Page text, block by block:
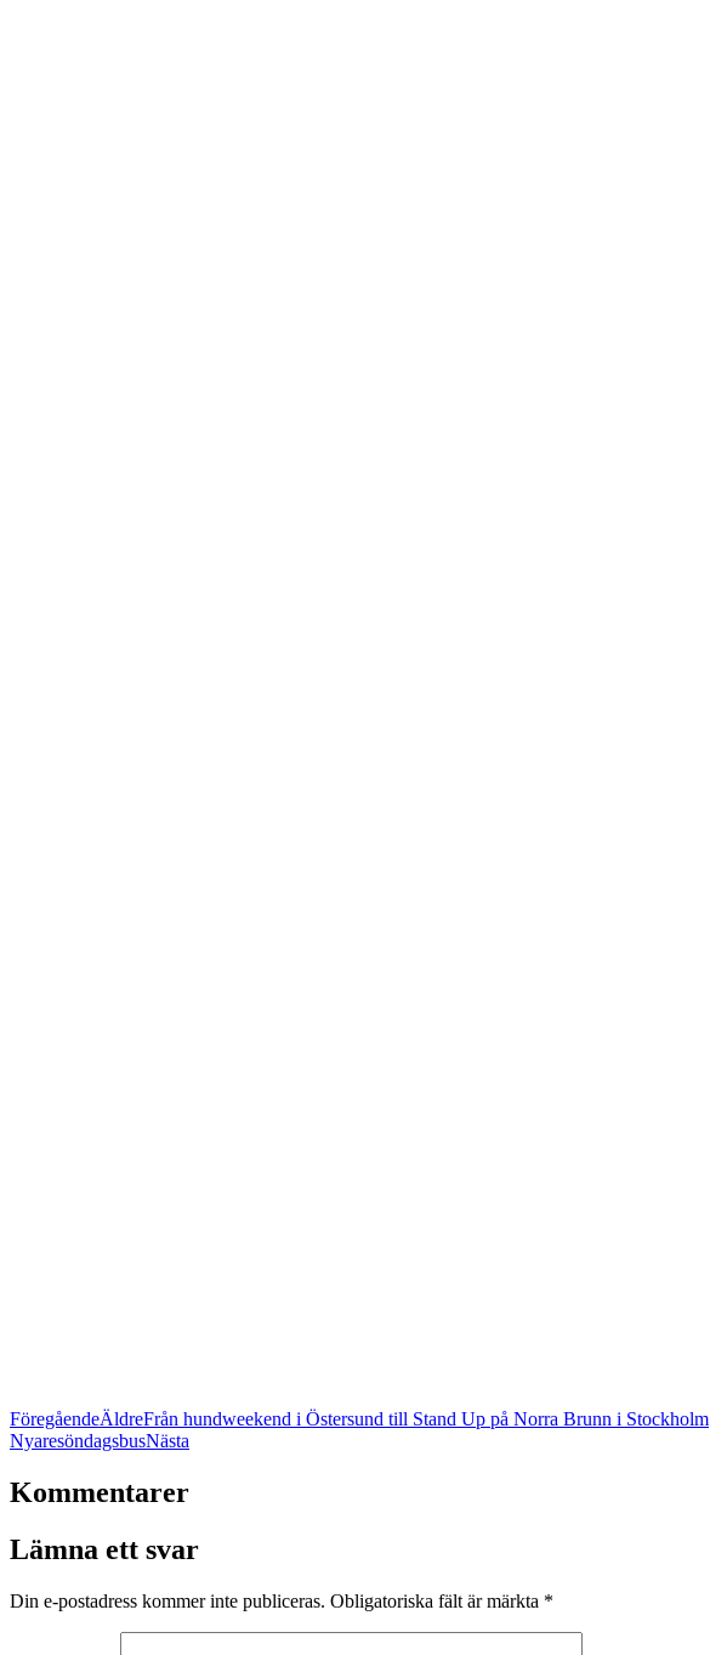
FöregåendeÄldreFrån hundweekend i Östersund till Stand Up på Norra Brunn i Stockholm
NyaresöndagsbusNästa
Kommentarer
Lämna ett svar
Din e-postadress kommer inte publiceras. Obligatoriska fält är märkta *